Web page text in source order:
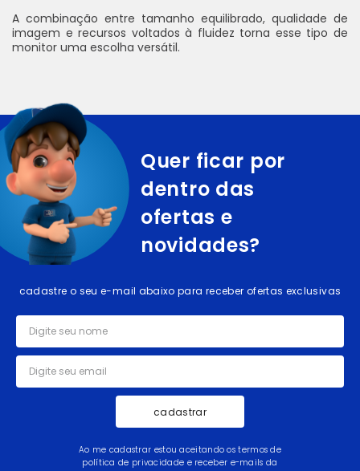
A combinação entre tamanho equilibrado, qualidade de
imagem e recursos voltados à fluidez torna esse tipo de
monitor uma escolha versátil.
Quer ficar por
dentro das
ofertas e
novidades?
cadastre o seu e-mail abaixo para receber ofertas exclusivas
cadastrar
Ao me cadastrar estou aceitando os termos de
política de privacidade e receber e-mails da